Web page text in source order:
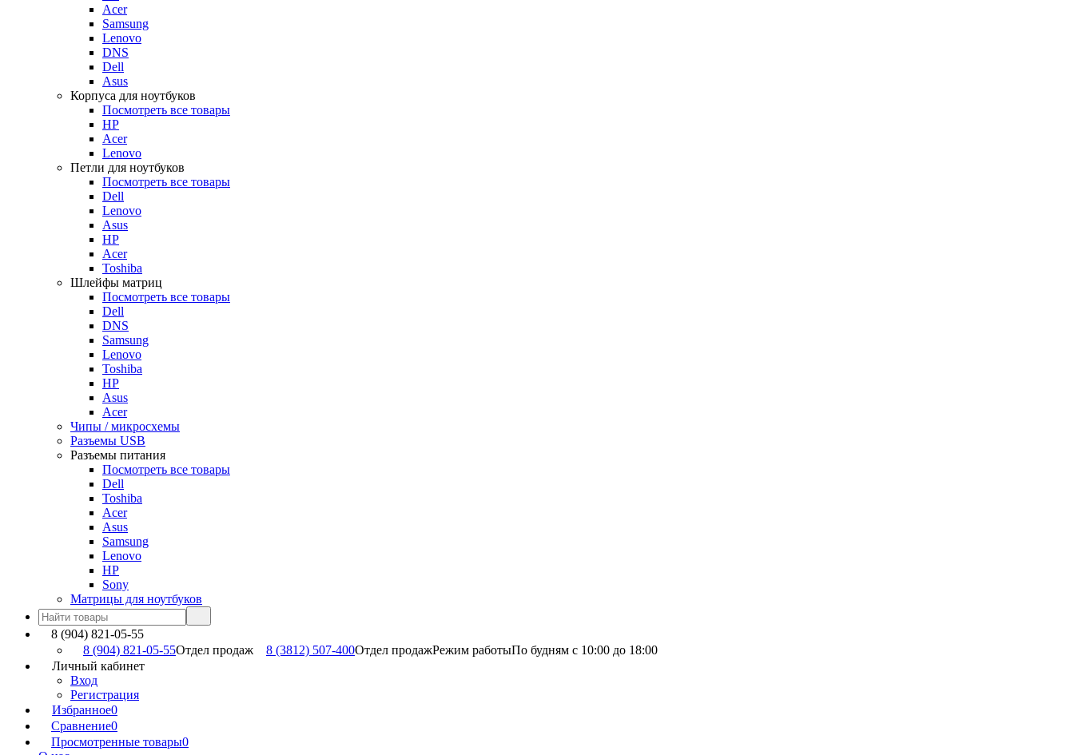
Acer
Samsung
Lenovo
DNS
Dell
Asus
Корпуса для ноутбуков
Посмотреть все товары
HP
Acer
Lenovo
Петли для ноутбуков
Посмотреть все товары
Dell
Lenovo
Asus
HP
Acer
Toshiba
Шлейфы матриц
Посмотреть все товары
Dell
DNS
Samsung
Lenovo
Toshiba
HP
Asus
Acer
Чипы / микросхемы
Разъемы USB
Разъемы питания
Посмотреть все товары
Dell
Toshiba
Acer
Asus
Samsung
Lenovo
HP
Sony
Матрицы для ноутбуков
8 (904) 821-05-55
8 (904) 821-05-55Отдел продаж 8 (3812) 507-400Отдел продажРежим работыПо будням с 10:00 до 18:00
Личный кабинет
Вход
Регистрация
Избранное0
Сравнение0
Просмотренные товары0